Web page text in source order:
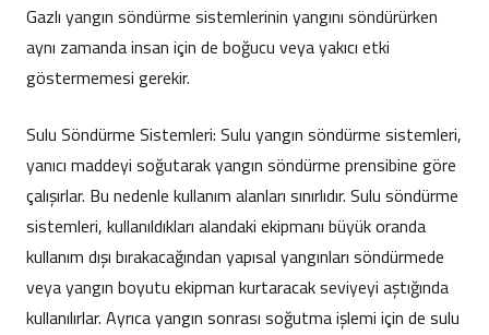
Gazlı yangın söndürme sistemlerinin yangını söndürürken
aynı zamanda insan için de boğucu veya yakıcı etki
göstermemesi gerekir.
Sulu Söndürme Sistemleri: Sulu yangın söndürme sistemleri,
yanıcı maddeyi soğutarak yangın söndürme prensibine göre
çalışırlar. Bu nedenle kullanım alanları sınırlıdır. Sulu söndürme
sistemleri, kullanıldıkları alandaki ekipmanı büyük oranda
kullanım dışı bırakacağından yapısal yangınları söndürmede
veya yangın boyutu ekipman kurtaracak seviyeyi aştığında
kullanılırlar. Ayrıca yangın sonrası soğutma işlemi için de sulu